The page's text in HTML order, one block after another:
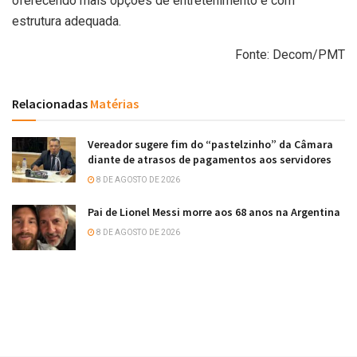
estrutura adequada.
Fonte: Decom/PMT
Relacionadas Matérias
Vereador sugere fim do “pastelzinho” da Câmara
diante de atrasos de pagamentos aos servidores
8 DE AGOSTO DE 2026
Pai de Lionel Messi morre aos 68 anos na Argentina
8 DE AGOSTO DE 2026